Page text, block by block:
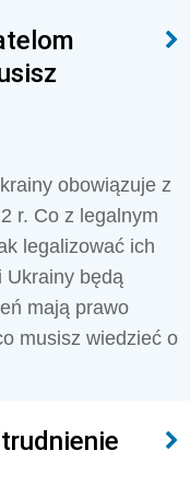
obowiązuje z
r. Co z legalnym
legalizować ich
Ukrainy będą
mają prawo
musisz wiedzieć o